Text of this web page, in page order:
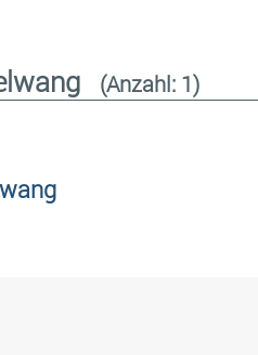
(Anzahl: 1)